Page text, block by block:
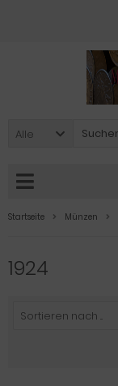
Alle
Startseite Münzen
1924
Sortieren nach ...